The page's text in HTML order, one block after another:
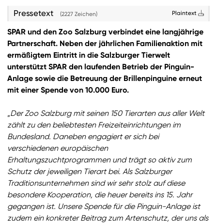
Zum SPAR Newsletter
Pressetext (2227 Zeichen) Plaintext
SPAR und den Zoo Salzburg verbindet eine langjährige
Partnerschaft. Neben der jährlichen Familienaktion mit
ermäßigtem Eintritt in die Salzburger Tierwelt
unterstützt SPAR den laufenden Betrieb der Pinguin-
Anlage sowie die Betreuung der Brillenpinguine erneut
mit einer Spende von 10.000 Euro.
„Der Zoo Salzburg mit seinen 150 Tierarten aus aller Welt
zählt zu den beliebtesten Freizeiteinrichtungen im
Bundesland. Daneben engagiert er sich bei
verschiedenen europäischen
Erhaltungszuchtprogrammen und trägt so aktiv zum
Schutz der jeweiligen Tierart bei. Als Salzburger
Traditionsunternehmen sind wir sehr stolz auf diese
besondere Kooperation, die heuer bereits ins 15. Jahr
gegangen ist. Unsere Spende für die Pinguin-Anlage ist
zudem ein konkreter Beitrag zum Artenschutz, der uns als